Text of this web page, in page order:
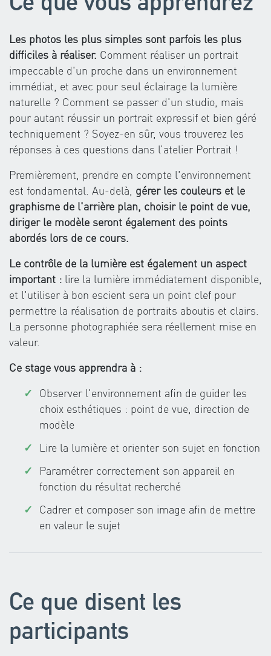
Les photos les plus simples sont parfois les plus
difficiles à réaliser. Comment réaliser un portrait
impeccable d'un proche dans un environnement
immédiat, et avec pour seul éclairage la lumière
naturelle ? Comment se passer d'un studio, mais
pour autant réussir un portrait expressif et bien géré
techniquement ? Soyez-en sûr, vous trouverez les
réponses à ces questions dans l’atelier Portrait !
Premièrement, prendre en compte l'environnement
est fondamental. Au-delà, gérer les couleurs et le
graphisme de l'arrière plan, choisir le point de vue,
diriger le modèle seront également des points
abordés lors de ce cours.
Le contrôle de la lumière est également un aspect
important : lire la lumière immédiatement disponible,
et l'utiliser à bon escient sera un point clef pour
permettre la réalisation de portraits aboutis et clairs.
La personne photographiée sera réellement mise en
valeur.
Ce stage vous apprendra à :
Observer l'environnement afin de guider les
choix esthétiques : point de vue, direction de
modèle
Lire la lumière et orienter son sujet en fonction
Paramétrer correctement son appareil en
fonction du résultat recherché
Cadrer et composer son image afin de mettre
en valeur le sujet
Ce que disent les
participants